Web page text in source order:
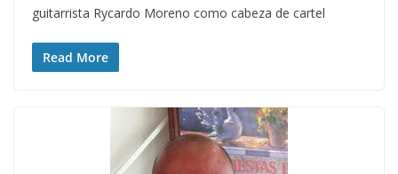
guitarrista Rycardo Moreno como cabeza de cartel
Read More